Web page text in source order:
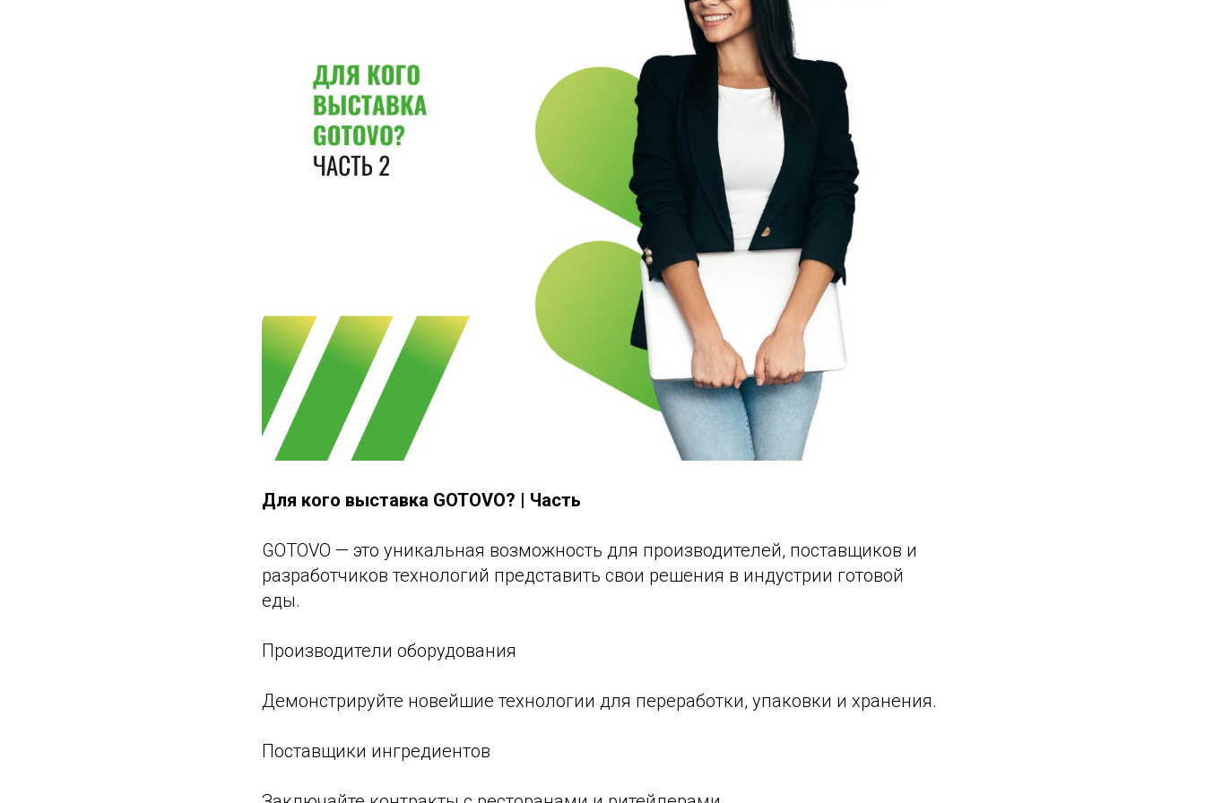
Для кого выставка GOTOVO? | Часть
GOTOVO — это уникальная возможность для производителей, поставщиков и
разработчиков технологий представить свои решения в индустрии готовой
еды.
Производители оборудования
Демонстрируйте новейшие технологии для переработки, упаковки и хранения.
Поставщики ингредиентов